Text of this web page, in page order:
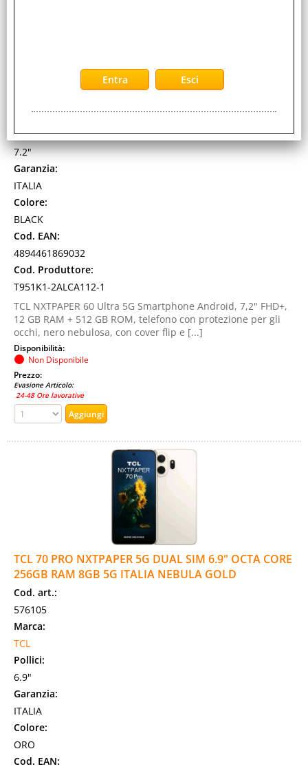
Pollici:
7.2"
Garanzia:
ITALIA
Colore:
BLACK
Cod. EAN:
4894461869032
Cod. Produttore:
T951K1-2ALCA112-1
TCL NXTPAPER 60 Ultra 5G Smartphone Android, 7,2" FHD+,
12 GB RAM + 512 GB ROM, telefono con protezione per gli
occhi, nero nebulosa, con cover flip e [...]
Disponibilità:
Non Disponibile
Prezzo:
Evasione Articolo:
24-48 Ore lavorative
TCL 70 PRO NXTPAPER 5G DUAL SIM 6.9" OCTA CORE
256GB RAM 8GB 5G ITALIA NEBULA GOLD
Cod. art.:
576105
Marca:
TCL
Pollici:
6.9"
Garanzia:
ITALIA
Colore:
ORO
Cod. EAN: